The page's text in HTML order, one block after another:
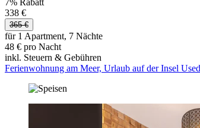
338 €
365 €
für 1 Apartment, 7 Nächte
48 € pro Nacht
inkl. Steuern & Gebühren
Ferienwohnung am Meer, Urlaub auf der Insel